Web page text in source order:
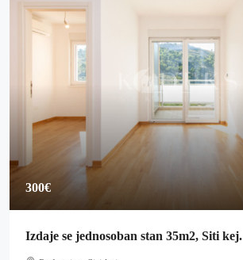
300€
Izdaje se jednosoban stan 35m2, Siti kej.